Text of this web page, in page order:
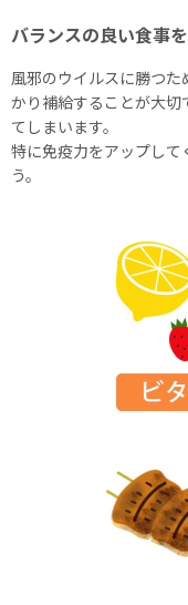
バランスの良い食事
風邪のウイルスに勝つ
かり補給することが大切
てしまいます。
特に免疫力をアップし
う。